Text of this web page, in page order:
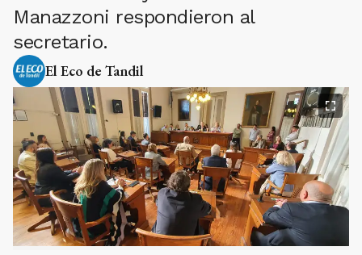
Manazzoni respondieron al
secretario.
El Eco de Tandil